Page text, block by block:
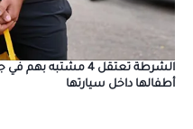
الشرطة تعتقل 4
أطفالها داخل سيارتها